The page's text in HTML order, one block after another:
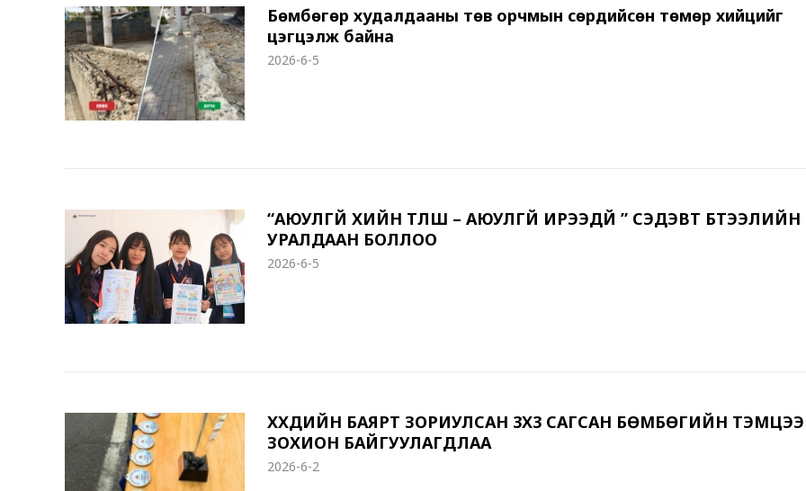
Бөмбөгөр худалдааны төв орчмын сөрдийсөн төмөр хийцийг
цэгцэлж байна
2026-6-5
“АЮУЛГҮЙ ХИЙН ТҮЛШ – АЮУЛГҮЙ ИРЭЭДҮЙ ” СЭДЭВТ БҮТЭЭЛИЙН
УРАЛДААН БОЛЛОО
2026-6-5
ХҮҮХДИЙН БАЯРТ ЗОРИУЛСАН 3Х3 САГСАН БӨМБӨГИЙН
ЗОХИОН БАЙГУУЛАГДЛАА
2026-6-2
ДҮҮРГИЙН